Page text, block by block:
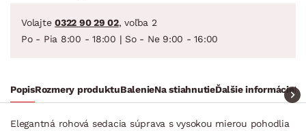
Volajte 0322 90 29 02, voľba 2
Po - Pia 8:00 - 18:00 | So - Ne 9:00 - 16:00
PopisRozmery produktuBalenieNa stiahnutieĎalšie informácie
Elegantná rohová sedacia súprava s vysokou mierou pohodlia